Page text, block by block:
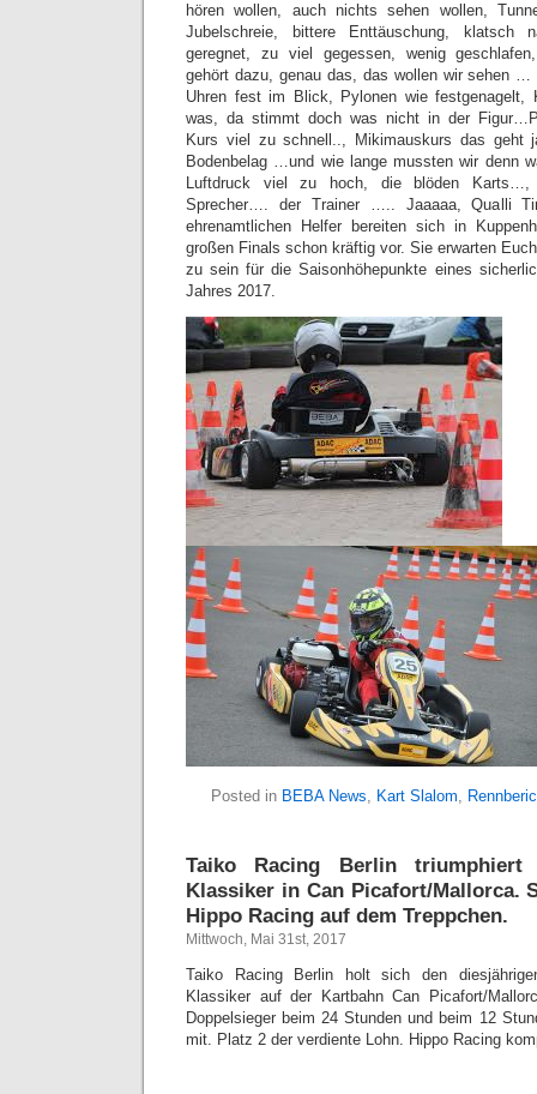
hören wollen, auch nichts sehen wollen,
Jubelschreie, bittere Enttäuschung, klatsch
geregnet, zu viel gegessen, wenig
gehört dazu, genau das, das wollen wir sehen
Uhren fest im Blick, Pylonen wie festgenagelt,
was, da stimmt doch was nicht in der
Kurs viel zu schnell.., Mikimauskurs das
Bodenbelag …und wie lange mussten wir denn
Luftdruck viel zu hoch, die blöden Karts…,
Sprecher…. der Trainer ….. Jaaaaa, Qualli
ehrenamtlichen Helfer bereiten sich in
großen Finals schon kräftig vor. Sie erwarten
zu sein für die Saisonhöhepunkte eines
Jahres 2017.
Posted in BEBA News, Kart Slalom,
Taiko Racing Berlin
Klassiker in Can Picafort/Mallorca.
Hippo Racing auf dem Treppchen.
Mittwoch, Mai 31st, 2017
Taiko Racing Berlin holt sich den
Klassiker auf der Kartbahn Can Picafort/
Doppelsieger beim 24 Stunden und beim 12
mit. Platz 2 der verdiente Lohn. Hippo Racing